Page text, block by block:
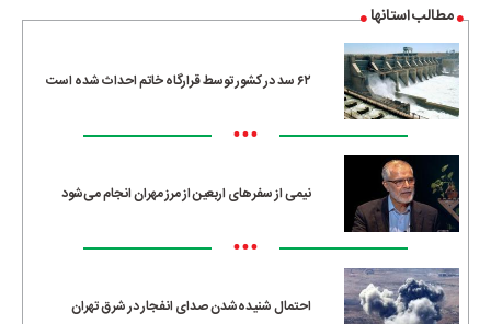
مطالب استانها
۶۲ سد در کشور توسط قرارگاه خاتم احداث شده است
•••
نیمی از سفرهای اربعین از مرز مهران انجام می‌شود
•••
احتمال شنیده‌شدن صدای انفجار در شرق تهران